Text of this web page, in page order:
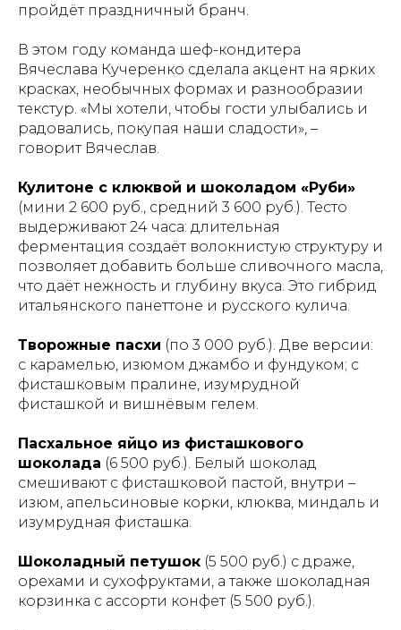
пройдёт праздничный бранч.
В этом году команда шеф-кондитера
Вячеслава Кучеренко сделала акцент на ярких
красках, необычных формах и разнообразии
текстур. «Мы хотели, чтобы гости улыбались и
радовались, покупая наши сладости», –
говорит Вячеслав.
Кулитоне с клюквой и шоколадом «Руби»
(мини 2 600 руб., средний 3 600 руб.). Тесто
выдерживают 24 часа: длительная
ферментация создаёт волокнистую структуру и
позволяет добавить больше сливочного масла,
что даёт нежность и глубину вкуса. Это гибрид
итальянского панеттоне и русского кулича.
Творожные пасхи (по 3 000 руб.). Две версии:
с карамелью, изюмом джамбо и фундуком; с
фисташковым пралине, изумрудной
фисташкой и вишнёвым гелем.
Пасхальное яйцо из фисташкового
шоколада (6 500 руб.). Белый шоколад
смешивают с фисташковой пастой, внутри –
изюм, апельсиновые корки, клюква, миндаль и
изумрудная фисташка.
Шоколадный петушок (5 500 руб.) с драже,
орехами и сухофруктами, а также шоколадная
корзинка с ассорти конфет (5 500 руб.).